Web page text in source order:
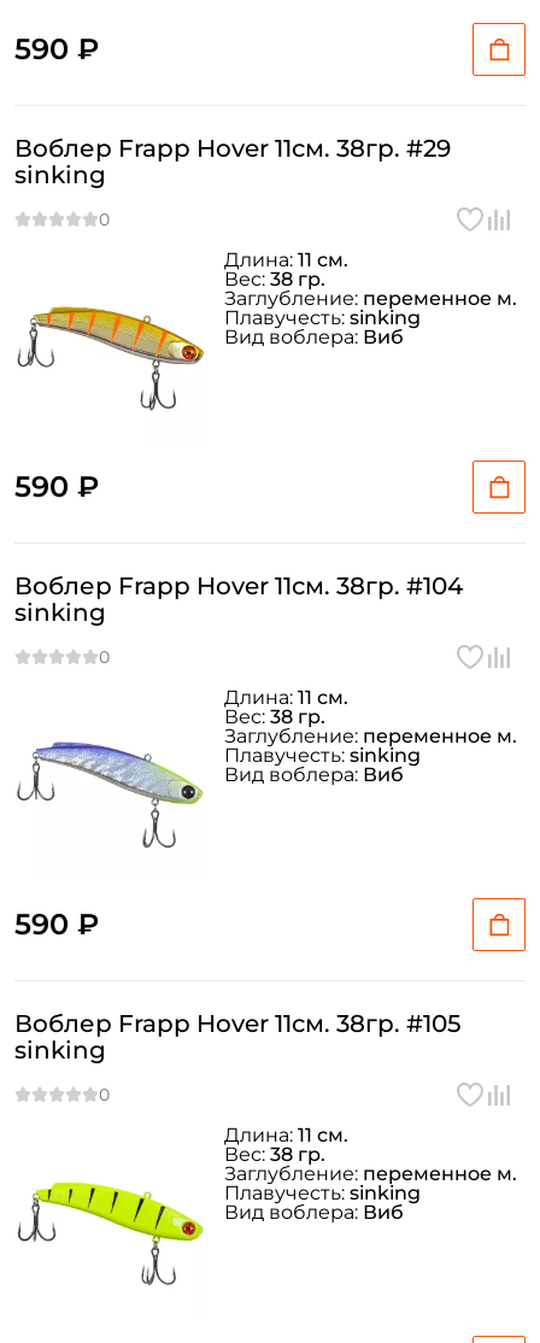
590 ₽
Воблер Frapp Hover 11см. 38гр. #29
sinking
590 ₽
Длина: 11 см.
Вес: 38 гр.
Заглубление: переменное м.
Плавучесть: sinking
Вид воблера: Виб
Воблер Frapp Hover 11см. 38гр. #104
sinking
590 ₽
Длина: 11 см.
Вес: 38 гр.
Заглубление: переменное м.
Плавучесть: sinking
Вид воблера: Виб
Воблер Frapp Hover 11см. 38гр. #105
sinking
Длина: 11 см.
Вес: 38 гр.
Заглубление: переменное м.
Плавучесть: sinking
Вид воблера: Виб